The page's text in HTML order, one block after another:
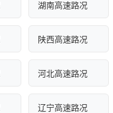
湖南高速路况
陕西高速路况
河北高速路况
辽宁高速路况